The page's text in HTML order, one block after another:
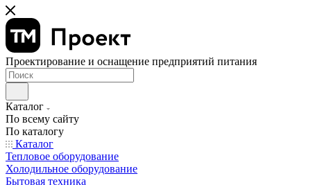
Проектирование и оснащение предприятий питания
Каталог
По всему сайту
По каталогу
Каталог
Тепловое оборудование
Холодильное оборудование
Бытовая техника